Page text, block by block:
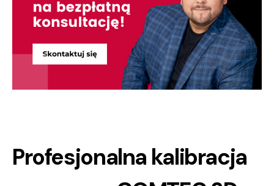
Profesjonalna kalibracja